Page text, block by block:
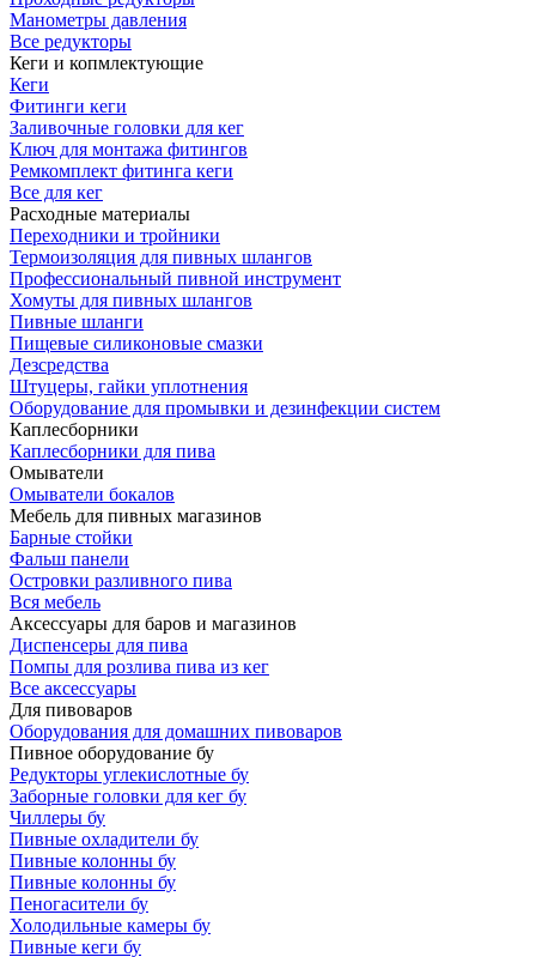
Манометры давления
Все редукторы
Кеги и копмлектующие
Кеги
Фитинги кеги
Заливочные головки для кег
Ключ для монтажа фитингов
Ремкомплект фитинга кеги
Все для кег
Расходные материалы
Переходники и тройники
Термоизоляция для пивных шлангов
Профессиональный пивной инструмент
Хомуты для пивных шлангов
Пивные шланги
Пищевые силиконовые смазки
Дезсредства
Штуцеры, гайки уплотнения
Оборудование для промывки и дезинфекции систем
Каплесборники
Каплесборники для пива
Омыватели
Омыватели бокалов
Мебель для пивных магазинов
Барные стойки
Фальш панели
Островки разливного пива
Вся мебель
Аксессуары для баров и магазинов
Диспенсеры для пива
Помпы для розлива пива из кег
Все аксессуары
Для пивоваров
Оборудования для домашних пивоваров
Пивное оборудование бу
Редукторы углекислотные бу
Заборные головки для кег бу
Чиллеры бу
Пивные охладители бу
Пивные колонны бу
Пивные колонны бу
Пеногасители бу
Холодильные камеры бу
Пивные кеги бу